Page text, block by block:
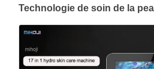
Technologie de soin de la